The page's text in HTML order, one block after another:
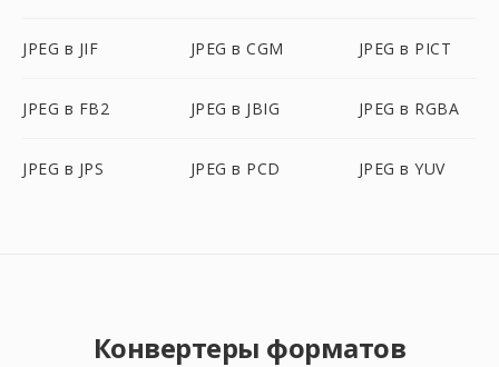
JPEG в JIF JPEG в CGM JPEG в PICT
JPEG в FB2 JPEG в JBIG JPEG в RGBA
JPEG в JPS JPEG в PCD JPEG в YUV
Конвертеры форматов